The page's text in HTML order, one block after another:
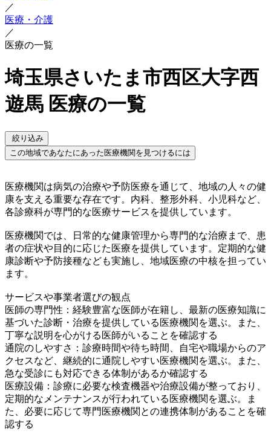
／
医療・介護
／
医療の一覧
埼玉県さいたま市西区大字西
遊馬 医療の一覧
絞り込み
この地域であなたにあった医療機関を見つけるには
医療機関は病気の治療や予防医療を通じて、地域の人々の健
康を支える重要な存在です。内科、整形外科、小児科など、
各診療科が専門的な医療サービスを提供しています。
医療機関では、日常的な健康管理から専門的な治療まで、患
者の症状や目的に応じた医療を提供しています。定期的な健
康診断や予防接種なども実施し、地域医療の中核を担ってい
ます。
サービスや事業者選びの観点
医師の専門性：経験豊富な医師が在籍し、最新の医療知識に
基づいた診断・治療を提供している医療機関を選ぶ。また、
丁寧な説明を心がける医師がいることを確認する
通院のしやすさ：診療時間や待ち時間、自宅や職場からのア
クセスなど、継続的に通院しやすい医療機関を選ぶ。また、
急な受診にも対応できる体制があるか確認する
医療設備：診療に必要な検査機器や治療設備が整っており、
定期的なメンテナンスが行われている医療機関を選ぶ。ま
た、必要に応じて専門医療機関との連携体制があることを確
認する